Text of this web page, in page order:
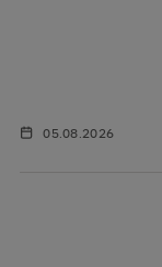
05.08.2026